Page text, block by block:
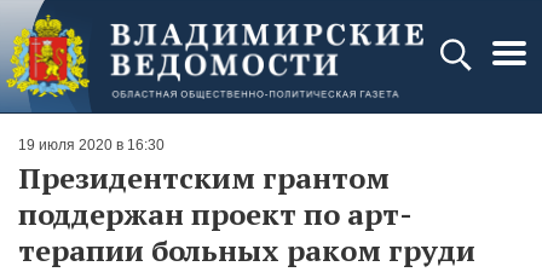
19 июля 2020 в 16:30
Президентским грантом
поддержан проект по арт-
терапии больных раком груди